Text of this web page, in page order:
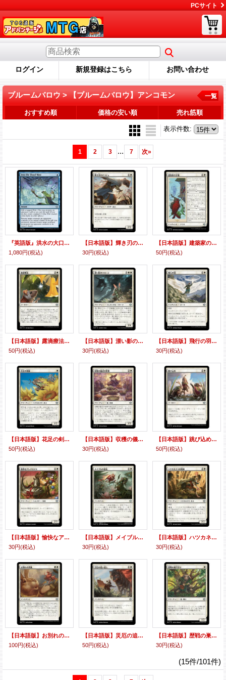
PCサイト
ログイン 新規登録はこちら お問い合わせ
ブルームバロウ > 【ブルームバロウ】アンコモン 一覧
おすすめ順 価格の安い順 売れ筋順
表示件数:
1 2 3 ... 7 次»
『英語版』洪水の大口へ/Into the Flood Maw
1,080円(税込)
【日本語版】輝き刃のオコジョ/Brightblade Stoat
30円(税込)
【日本語版】建築家の才能/Builder's Talent
50円(税込)
【日本語版】露滴療法/Dewdrop Cure
50円(税込)
【日本語版】漂い影のコヨーテ/Driftgloom Coyote
30円(税込)
【日本語版】飛行の羽/Feather of Flight
30円(税込)
【日本語版】花足の剣豪/Flowerfoot Swordmaster
50円(税込)
【日本語版】収穫の儀式の幹事/Harvestrite Host
30円(税込)
【日本語版】跳び込め/Hop to It
50円(税込)
【日本語版】愉快なアレチネズミ/Jolly Gerbils
30円(税込)
【日本語版】メイブルの血気/Mabel's Mettle
30円(税込)
【日本語版】ハツカネズミの罠師/Mouse Trapper
30円(税込)
【日本語版】お別れの突風/Parting Gust
100円(税込)
【日本語版】災厄の追い返し/Repel Calamity
50円(税込)
【日本語版】歴戦の巣穴守り/Seasoned Warrenguard
30円(税込)
(15件/101件)